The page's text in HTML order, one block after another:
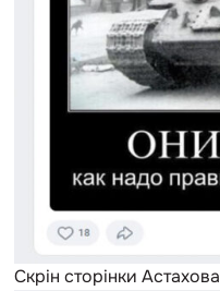
Скрін сторінки Астахова